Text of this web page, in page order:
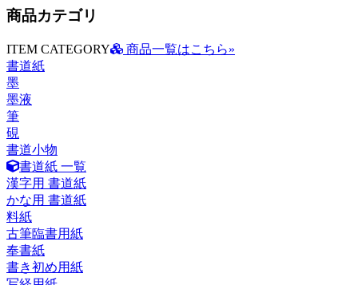
商品カテゴリ
ITEM CATEGORY
商品一覧はこちら»
書道紙
墨
墨液
筆
硯
書道小物
書道紙 一覧
漢字用 書道紙
かな用 書道紙
料紙
古筆臨書用紙
奉書紙
書き初め用紙